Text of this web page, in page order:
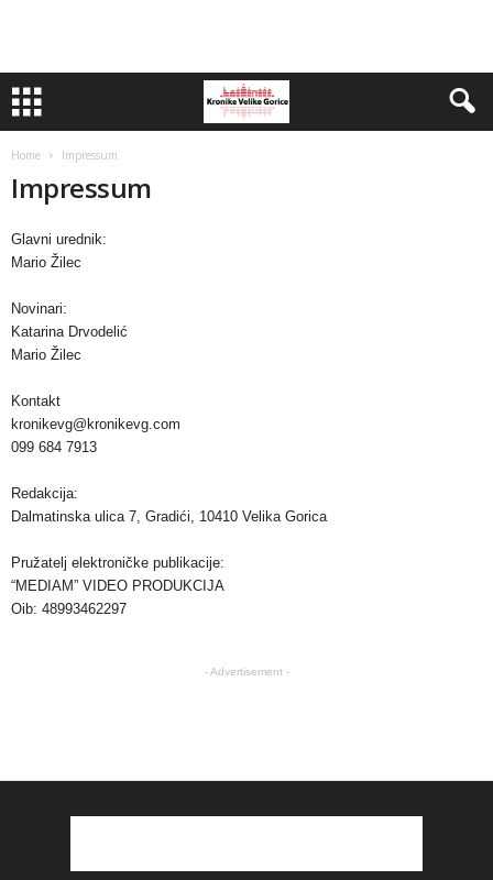
Home Impressum
Impressum
Glavni urednik:
Mario Žilec
Novinari:
Katarina Drvodelić
Mario Žilec
Kontakt
kronikevg@kronikevg.com
099 684 7913
Redakcija:
Dalmatinska ulica 7, Gradići, 10410 Velika Gorica
Pružatelj elektroničke publikacije:
“MEDIAM” VIDEO PRODUKCIJA
Oib: 48993462297
- Advertisement -